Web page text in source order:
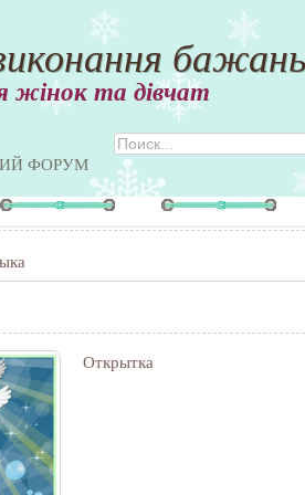
бажань
жінок та дівчат
ФОРУМ
Открытка